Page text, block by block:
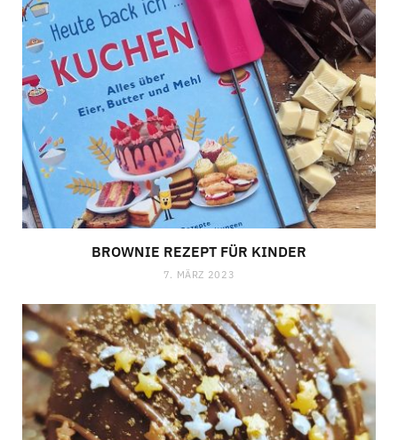
BROWNIE REZEPT FÜR KINDER
7. MÄRZ 2023